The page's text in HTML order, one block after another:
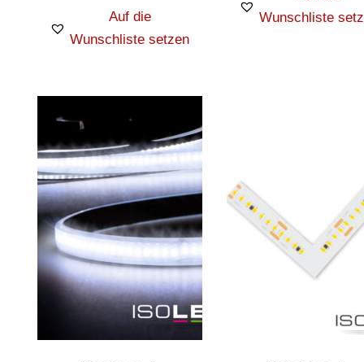
Auf die
Wunschliste setzen
Wunschliste